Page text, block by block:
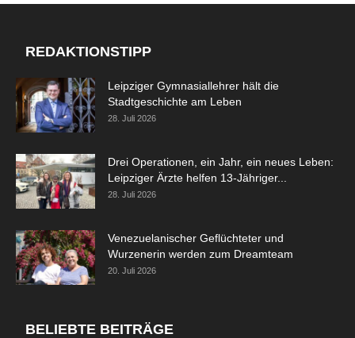
REDAKTIONSTIPP
Leipziger Gymnasiallehrer hält die
Stadtgeschichte am Leben
28. Juli 2026
Drei Operationen, ein Jahr, ein neues Leben:
Leipziger Ärzte helfen 13-Jähriger...
28. Juli 2026
Venezuelanischer Geflüchteter und
Wurzenerin werden zum Dreamteam
20. Juli 2026
BELIEBTE BEITRÄGE